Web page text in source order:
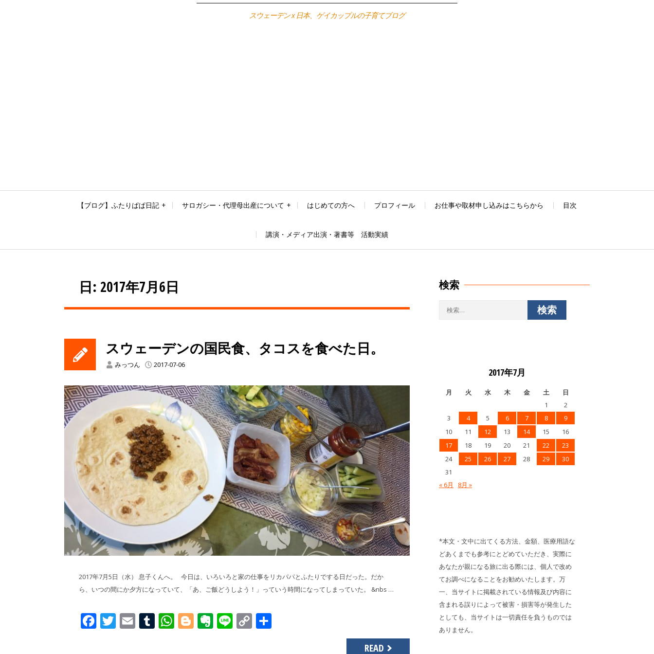
スウェーデン x 日本、ゲイカップルの子育てブログ
【ブログ】ふたりぱぱ日記 サロガシー・代理母出産について はじめての方へ プロフィール お仕事や取材申し込みはこちらから 目次
講演・メディア出演・著書等 活動実績
日: 2017年7月6日
スウェーデンの国民食、タコスを食べた日。
みっつん 2017-07-06
2017年7月5日（水） 息子くんへ。 今日は、いろいろと家の仕事をリカパパとふたりでする日だった。だか
ら、いつの間にか夕方になっていて、「あ、ご飯どうしよう！」っていう時間になってしまっていた。 &nbs …
Facebook
Twitter
EmailTumblr
WhatsApp
Blogger
Evernote
LineCopy
READ
検索
2017年7月
月 火 水 木 金 土
日
1
2
3
4 5 6 7 8
9
10
11 12 13 14 15
16
17
18 19 20 21 22
23
24
25 26 27 28 29
30
31
« 6月
8月 »
*本文・文中に出てくる方法、金額、医療用語な
どあくまでも参考にとどめていただき、実際に
あなたが親になる旅に出る際には、個人で改め
てお調べになることをお勧めいたします。万
一、当サイトに掲載されている情報及び内容に
含まれる誤りによって被害・損害等が発生した
としても、当サイトは一切責任を負うものでは
ありません。